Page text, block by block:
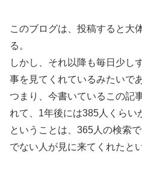
このブログは、投稿すると大
る。
しかし、それ以降も毎日少し
事を見てくれているみたいであ
つまり、今書いているこの記
れて、1年後には385人くらい
ということは、365人の検索
でない人が見に来てくれたと